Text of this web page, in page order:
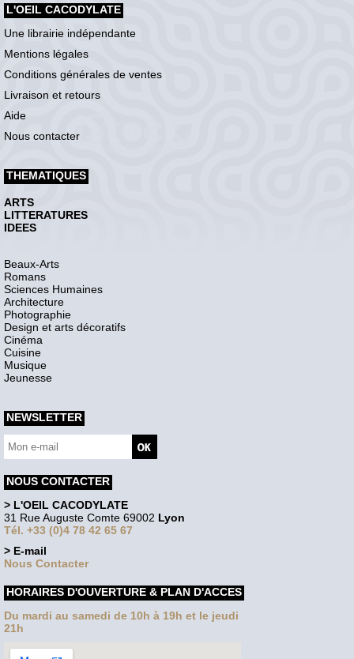
L'OEIL CACODYLATE
Une librairie indépendante
Mentions légales
Conditions générales de ventes
Livraison et retours
Aide
Nous contacter
THEMATIQUES
ARTS
LITTERATURES
IDEES
Beaux-Arts
Romans
Sciences Humaines
Architecture
Photographie
Design et arts décoratifs
Cinéma
Cuisine
Musique
Jeunesse
NEWSLETTER
NOUS CONTACTER
> L'OEIL CACODYLATE
31 Rue Auguste Comte 69002 Lyon
Tél. +33 (0)4 78 42 65 67
> E-mail
Nous Contacter
HORAIRES D'OUVERTURE & PLAN D'ACCES
Du mardi au samedi de 10h à 19h et le jeudi
21h